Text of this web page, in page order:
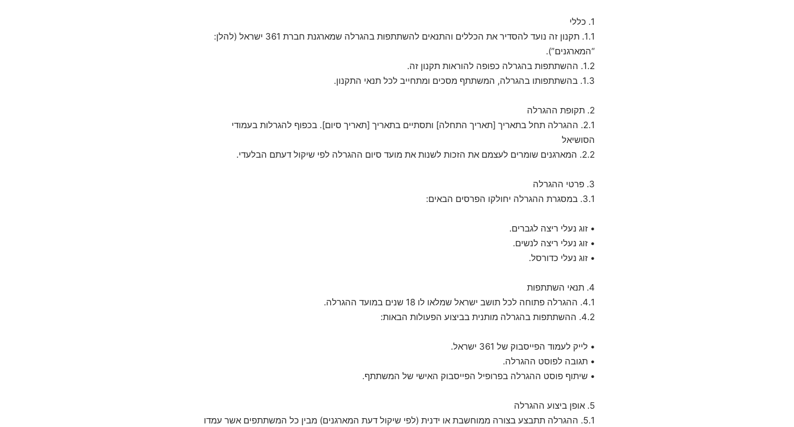
1. כללי
1.1. תקנון זה נועד להסדיר את הכללים והתנאים להשתתפות בהגרלה שמארגנת חברת 361 ישראל (להלן:
“המארגנים”).
1.2. ההשתתפות בהגרלה כפופה להוראות תקנון זה.
1.3. בהשתתפותו בהגרלה, המשתתף מסכים ומתחייב לכל תנאי התקנון.
2. תקופת ההגרלה
2.1. ההגרלה תחל בתאריך [תאריך התחלה] ותסתיים בתאריך [תאריך סיום]. בכפוף להגרלות בעמודי
הסושיאל
2.2. המארגנים שומרים לעצמם את הזכות לשנות את מועד סיום ההגרלה לפי שיקול דעתם הבלעדי.
3. פרטי ההגרלה
3.1. במסגרת ההגרלה יחולקו הפרסים הבאים:
• זוג נעלי ריצה לגברים.
• זוג נעלי ריצה לנשים.
• זוג נעלי כדורסל.
4. תנאי השתתפות
4.1. ההגרלה פתוחה לכל תושב ישראל שמלאו לו 18 שנים במועד ההגרלה.
4.2. ההשתתפות בהגרלה מותנית בביצוע הפעולות הבאות:
• לייק לעמוד הפייסבוק של 361 ישראל.
• תגובה לפוסט ההגרלה.
• שיתוף פוסט ההגרלה בפרופיל הפייסבוק האישי של המשתתף.
5. אופן ביצוע ההגרלה
5.1. ההגרלה תתבצע בצורה ממוחשבת או ידנית (לפי שיקול דעת המארגנים) מבין כל המשתתפים אשר עמדו